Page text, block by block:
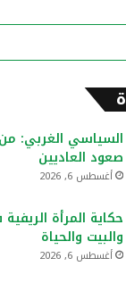
السياسي الغربي: من
صعود العاديين
أغسطس 6, 2026
حكاية المرأة
والبيت والحياة
أغسطس 6, 2026